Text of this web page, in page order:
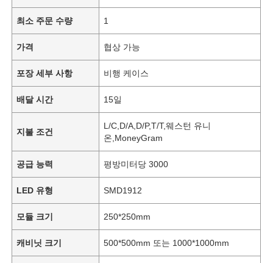
최소 주문 수량 1
가격 협상 가능
포장 세부 사항 비행 케이스
배달 시간 15일
지불 조건
L/C,D/A,D/P,T/T,웨스턴 유니
온,MoneyGram
공급 능력 평방미터당 3000
LED 유형 SMD1912
모듈 크기 250*250mm
캐비닛 크기 500*500mm 또는 1000*1000mm